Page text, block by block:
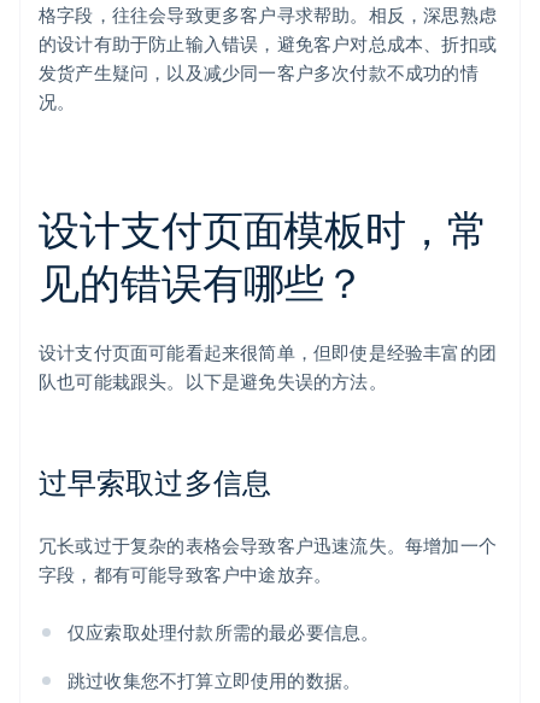
格字段，往往会导致更多客户寻求帮助。相反，深思熟虑
的设计有助于防止输入错误，避免客户对总成本、折扣或
发货产生疑问，以及减少同一客户多次付款不成功的情
况。
设计支付页面模板时，常
见的错误有哪些？
设计支付页面可能看起来很简单，但即使是经验丰富的团
队也可能栽跟头。以下是避免失误的方法。
过早索取过多信息
冗长或过于复杂的表格会导致客户迅速流失。每增加一个
字段，都有可能导致客户中途放弃。
仅应索取处理付款所需的最必要信息。
跳过收集您不打算立即使用的数据。